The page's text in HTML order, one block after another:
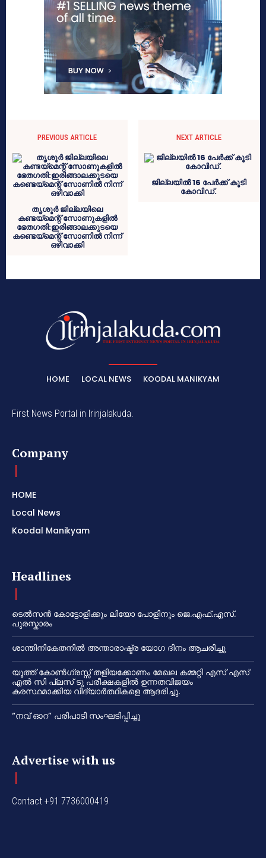
PREVIOUS ARTICLE
തൃശൂർ ജില്ലയിലെ
കണ്ടയ്‌മെന്റ് സോണുകളിൽ
ഭേതഗതി:ഇരിങ്ങാലക്കുടയെ
കണ്ടെയ്‌മെന്റ് സോണിൽ നിന്ന്
ഒഴിവാക്കി
NEXT ARTICLE
ജില്ലയിൽ 16 പേർക്ക് കൂടി
കോവിഡ്.
HOME LOCAL NEWS KOODAL MANIKYAM
First News Portal in Irinjalakuda.
Company
HOME
Local News
Koodal Manikyam
Headlines
ടെൽസൻ കോട്ടോളിക്കും ലിയോ പോളിനും ജെ.എഫ്.എസ്.
പുരസ്കാരം
ശാന്തിനികേതനിൽ അന്താരാഷ്ട്ര യോഗ ദിനം ആചരിച്ചു
യൂത്ത് കോൺഗ്രസ്സ് തളിയക്കോണം മേഖല കമ്മറ്റി എസ് എസ്
എൽ സി പ്ലസ് ടു പരീക്ഷകളിൽ ഉന്നതവിജയം
കരസ്ഥമാക്കിയ വിദ്യാർത്ഥികളെ ആദരിച്ചു.
“നവ് ഓറ” പരിപാടി സംഘടിപ്പിച്ചു
Advertise with us
Contact +91 7736000419